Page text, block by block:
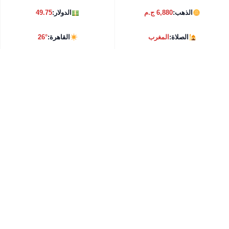
الذهب:6,880 ج.م الدولار:49.75
الصلاة:المغرب القاهرة:26°